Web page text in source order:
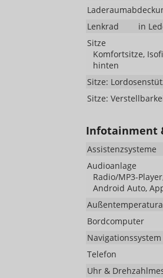
Lenkrad
in
Sitze
Komfortsitze,
hinten
Sitze:
Sitze:
Infotainment
Assistenzsysteme
Audioanlage
Radio/MP3-
Android Auto,
Bordcomputer
Navigationssystem
Telefon
Uhr &